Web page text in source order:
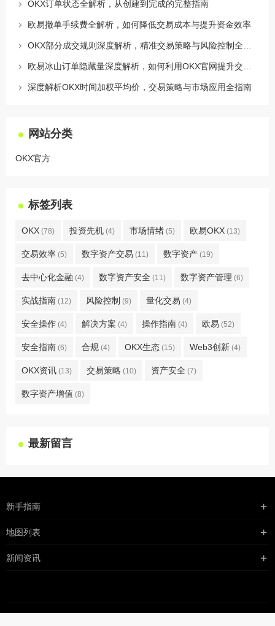
OKX订单状态全解析，从创建到完成的完整指南
欧易撤单手续费全解析，如何降低交易成本与提升资金效率
深度解析OKX时间加权平均价，交易策略与市场应用全指南
网站分类
OKX官方
标签列表
OKX (78) 投资先机 (4) 市场情绪 (5) 欧易OKX (13)
交易效率 (5) 数字资产交易 (11) 数字资产 (19)
去中心化金融 (4) 数字资产安全 (11) 数字资产管理 (6)
实战指南 (12) 风险控制 (9) 量化交易 (4)
安全操作 (4) 解决方案 (4) 操作指南 (4) 欧易 (52)
安全指南 (6) 合规 (4) OKX生态 (15) Web3创新 (4)
OKX资讯 (13) 交易策略 (10) 资产安全 (7)
数字资产增值 (8)
最新留言
新手指南
购买流程
地图列表
最新文章
robots
新闻资讯